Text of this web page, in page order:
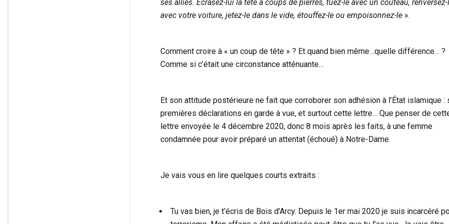
ses alliés. Écrasez-lui la tête à coups de pierres, tuez-le avec un couteau, renversez-
avec votre voiture, jetez-le dans le vide, étouffez-le ou empoisonnez-le ».
Comment croire à « un coup de tête » ? Et quand bien même…quelle différence… ?
Comme si c’était une circonstance atténuante…
Et son attitude postérieure ne fait que corroborer son adhésion à l’État islamique :
premières déclarations en garde à vue, et surtout cette lettre… Que penser de
lettre envoyée le 4 décembre 2020, donc 8 mois après les faits, à une femme
condamnée pour avoir préparé un attentat (échoué) à Notre-Dame.
Je vais vous en lire quelques courts extraits :
Tu vas bien, je t’écris de Bois d’Arcy. Depuis le 1er mai 2020 je suis incarcéré